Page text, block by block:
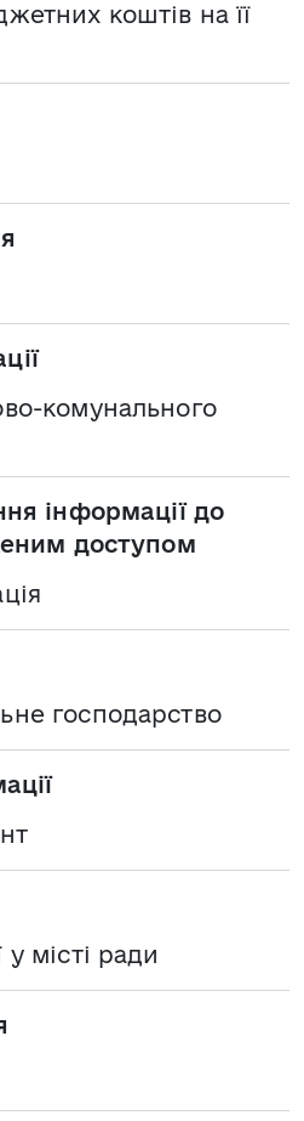
коштів на її
комунального
інформації до
доступом
господарство
місті ради